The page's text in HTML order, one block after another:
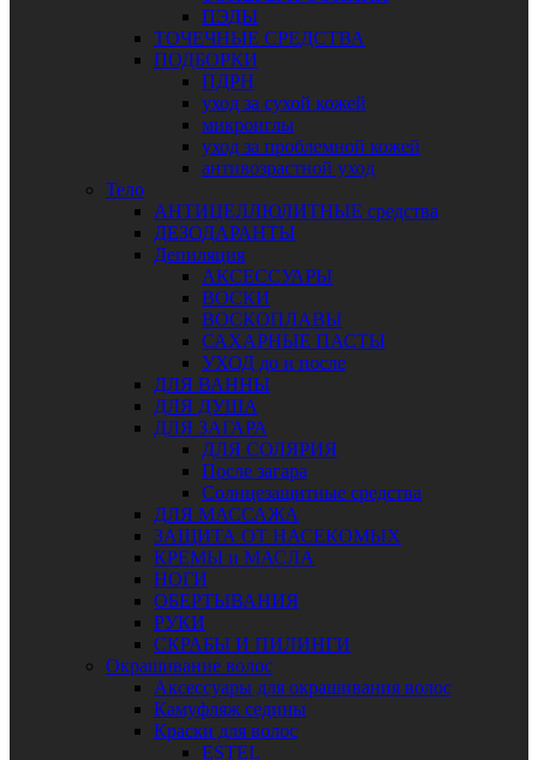
ПЭДЫ
ТОЧЕЧНЫЕ СРЕДСТВА
ПОДБОРКИ
ПДРН
уход за сухой кожей
микроиглы
уход за проблемной кожей
антивозрастной уход
Тело
АНТИЦЕЛЛЮЛИТНЫЕ средства
ДЕЗОДАРАНТЫ
Депиляция
АКСЕССУАРЫ
ВОСКИ
ВОСКОПЛАВЫ
САХАРНЫЕ ПАСТЫ
УХОД до и после
ДЛЯ ВАННЫ
ДЛЯ ДУША
ДЛЯ ЗАГАРА
ДЛЯ СОЛЯРИЯ
После загара
Солнцезащитные средства
ДЛЯ МАССАЖА
ЗАЩИТА ОТ НАСЕКОМЫХ
КРЕМЫ и МАСЛА
НОГИ
ОБЕРТЫВАНИЯ
РУКИ
СКРАБЫ И ПИЛИНГИ
Окрашивание волос
Аксессуары для окрашивания волос
Камуфляж седины
Краски для волос
ESTEL